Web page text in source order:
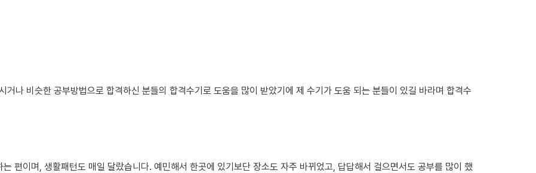
나 비슷한 공부방법으로 합격하신 분들의 합격수기로 도움을 많이 받았기에 제 수기가 도움 되는 분들이 있길 바라며 합격수
편이며, 생활패턴도 매일 달랐습니다. 예민해서 한곳에 있기보단 장소도 자주 바뀌었고, 답답해서 걸으면서도 공부를 많이 했